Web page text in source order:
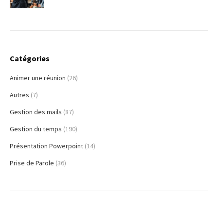
Catégories
Animer une réunion (26)
Autres (7)
Gestion des mails (87)
Gestion du temps (190)
Présentation Powerpoint (14)
Prise de Parole (36)